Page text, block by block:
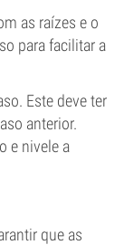
as raízes e o
para facilitar a
Este deve ter
anterior.
e nivele a
que as